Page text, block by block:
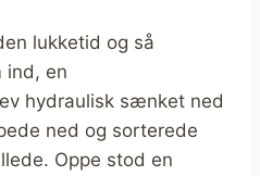
lukketid og så
ind, en
hydraulisk sænket ned
ned og sorterede
Oppe stod en